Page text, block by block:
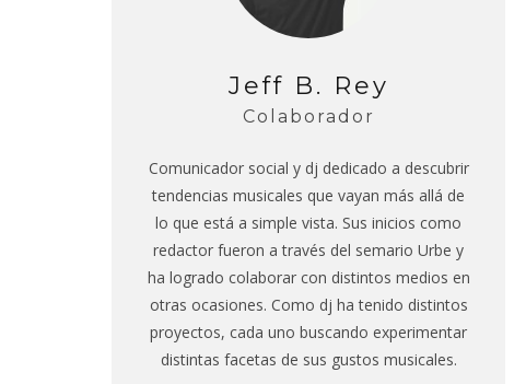
Jeff B. Rey
Colaborador
Comunicador social y dj dedicado a descubrir
tendencias musicales que vayan más allá de
lo que está a simple vista. Sus inicios como
redactor fueron a través del semario Urbe y
ha logrado colaborar con distintos medios en
otras ocasiones. Como dj ha tenido distintos
proyectos, cada uno buscando experimentar
distintas facetas de sus gustos musicales.